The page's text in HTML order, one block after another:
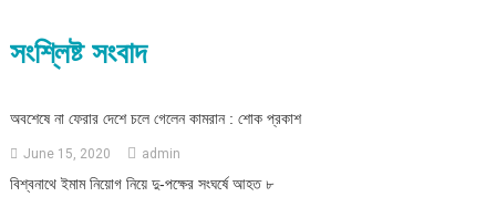
সংশ্লিষ্ট সংবাদ
অবশেষে না ফেরার দেশে চলে গেলেন কামরান : শোক প্রকাশ
June 15, 2020 admin
বিশ্বনাথে ইমাম নিয়োগ নিয়ে দু-পক্ষের সংঘর্ষে আহত ৮